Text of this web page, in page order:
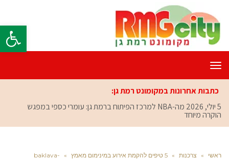
פתח
תפריט
כתבות אחרונות במקומונט רמת גן:
5 יולי, 2026
מה-NBA למרכז הפיתוח ברמת גן: עומרי כספי במפגש
הוקרה מיוחד
ראשי » צרכנות » 5 טיפים להקמת אירוע במינימום מאמץ »
baklava-